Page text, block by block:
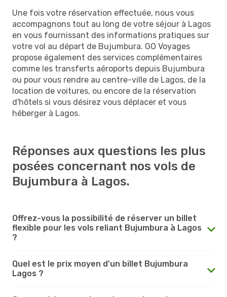
Une fois votre réservation effectuée, nous vous
accompagnons tout au long de votre séjour à Lagos
en vous fournissant des informations pratiques sur
votre vol au départ de Bujumbura. GO Voyages
propose également des services complémentaires
comme les transferts aéroports depuis Bujumbura
ou pour vous rendre au centre-ville de Lagos, de la
location de voitures, ou encore de la réservation
d'hôtels si vous désirez vous déplacer et vous
héberger à Lagos.
Réponses aux questions les plus
posées concernant nos vols de
Bujumbura à Lagos.
Offrez-vous la possibilité de réserver un billet
flexible pour les vols reliant Bujumbura à Lagos
?
Quel est le prix moyen d'un billet Bujumbura
Lagos ?